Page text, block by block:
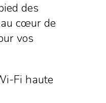
des
cœur de
vos
Fi haute